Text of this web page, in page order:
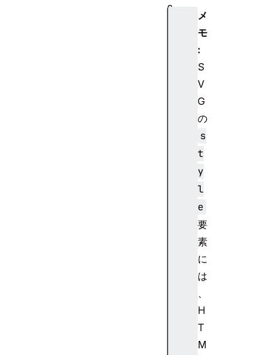
メ
モ
:
S
V
G
の
s
t
y
l
e
要
素
に
は
、
H
T
M
c